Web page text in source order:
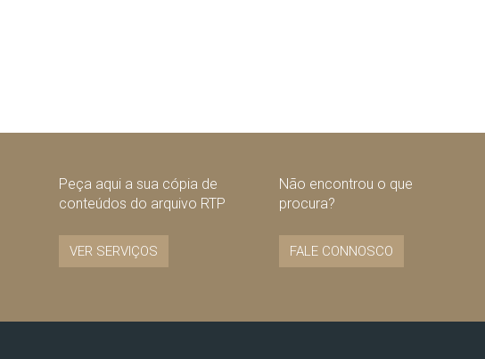
Peça aqui a sua cópia de
conteúdos do arquivo RTP
VER SERVIÇOS
Não encontrou o que
procura?
FALE CONNOSCO